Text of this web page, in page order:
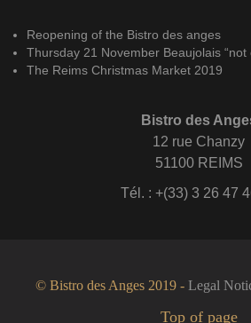
Reopening of the Bistro des anges
Thursday 21 November Beaujolais “not
The Reims Christmas Market 2019
Bistro des
12 rue Chanzy
51100 REIMS
Tél. : +(33) 3 26 47
© Bistro des Anges 2019 - Legal
Top of page